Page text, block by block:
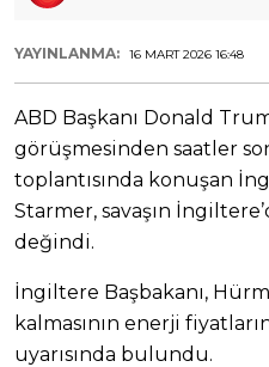
YAYINLANMA: 16 MART 2026 16:48
ABD Başkanı Donald
görüşmesinden saatler
toplantısında konuşan
Starmer, savaşın
değindi.
İngiltere Başbakanı,
kalmasının enerji
uyarısında bulundu.